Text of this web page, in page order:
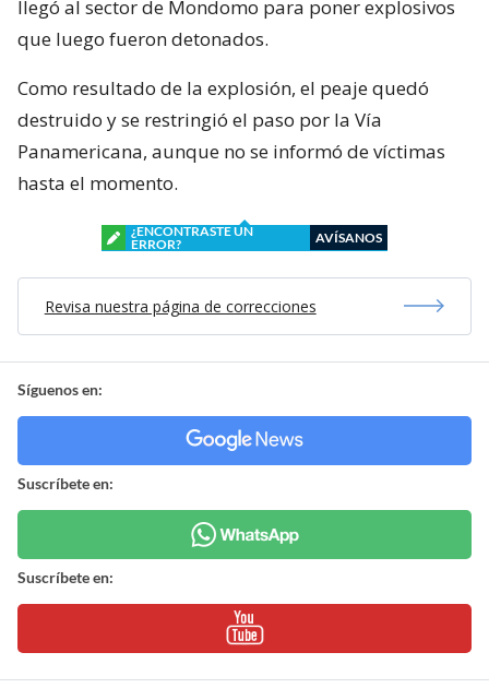
llegó al sector de Mondomo para poner explosivos
que luego fueron detonados.
Como resultado de la explosión, el peaje quedó
destruido y se restringió el paso por la Vía
Panamericana, aunque no se informó de víctimas
hasta el momento.
¿ENCONTRASTE UN
ERROR?
AVÍSANOS
Revisa nuestra página de correcciones
Síguenos en:
Suscríbete en:
Suscríbete en: